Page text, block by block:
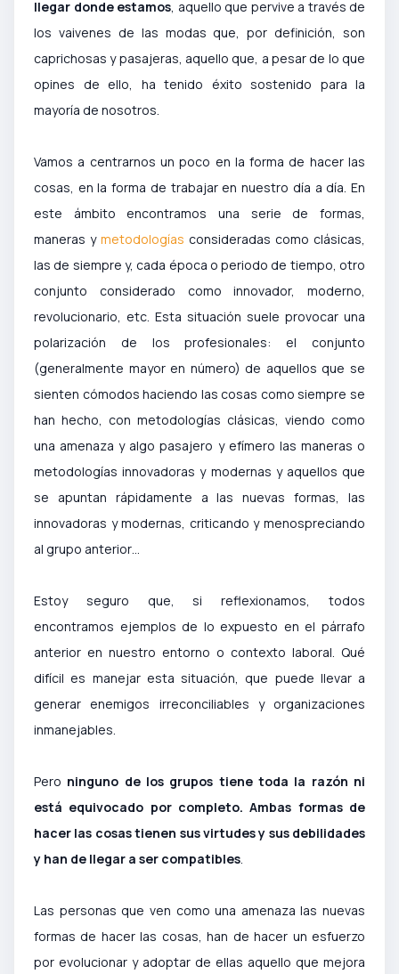
llegar donde estamos, aquello que pervive a través de
los vaivenes de las modas que, por definición, son
caprichosas y pasajeras, aquello que, a pesar de lo que
opines de ello, ha tenido éxito sostenido para la
mayoría de nosotros.
Vamos a centrarnos un poco en la forma de hacer las
cosas, en la forma de trabajar en nuestro día a día. En
este ámbito encontramos una serie de formas,
maneras y metodologías consideradas como clásicas,
las de siempre y, cada época o periodo de tiempo, otro
conjunto considerado como innovador, moderno,
revolucionario, etc. Esta situación suele provocar una
polarización de los profesionales: el conjunto
(generalmente mayor en número) de aquellos que se
sienten cómodos haciendo las cosas como siempre se
han hecho, con metodologías clásicas, viendo como
una amenaza y algo pasajero y efímero las maneras o
metodologías innovadoras y modernas y aquellos que
se apuntan rápidamente a las nuevas formas, las
innovadoras y modernas, criticando y menospreciando
al grupo anterior…
Estoy seguro que, si reflexionamos, todos
encontramos ejemplos de lo expuesto en el párrafo
anterior en nuestro entorno o contexto laboral. Qué
difícil es manejar esta situación, que puede llevar a
generar enemigos irreconciliables y organizaciones
inmanejables.
Pero ninguno de los grupos tiene toda la razón ni
está equivocado por completo. Ambas formas de
hacer las cosas tienen sus virtudes y sus debilidades
y han de llegar a ser compatibles.
Las personas que ven como una amenaza las nuevas
formas de hacer las cosas, han de hacer un esfuerzo
por evolucionar y adoptar de ellas aquello que mejora